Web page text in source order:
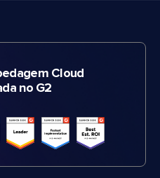
Cloud
no G2